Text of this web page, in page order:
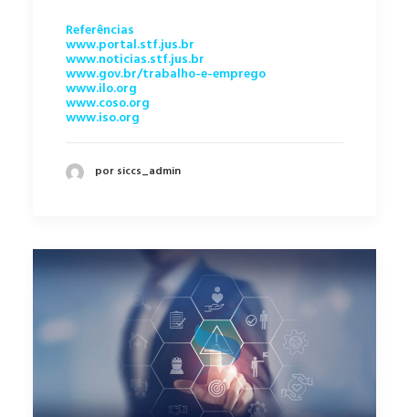
Referências
www.portal.stf.jus.br
www.noticias.stf.jus.br
www.gov.br/trabalho-e-emprego
www.ilo.org
www.coso.org
www.iso.org
por siccs_admin